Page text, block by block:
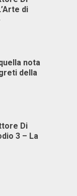
di
nota
della
Di
3 – La